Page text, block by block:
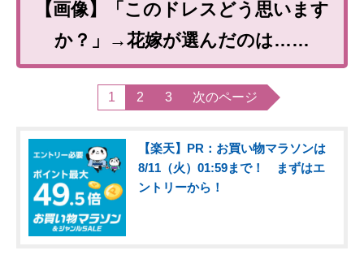
【画像】「このドレスどう思います
か？」→花嫁が選んだのは……
1 2 3 次のページ
【楽天】PR：お買い物マラソンは
8/11（火）01:59まで！ まずはエ
ントリーから！